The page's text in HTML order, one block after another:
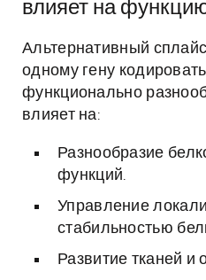
влияет на
Альтернативный
одному гену
функционально
влияет на:
Разнообразие
функций.
Управление
стабильностью
Развитие тканей и